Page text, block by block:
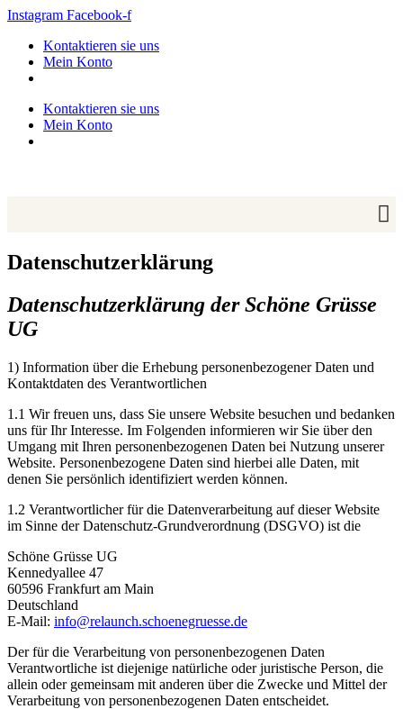
Zum
springen
Instagram Facebook-f
Kontaktieren sie uns
Mein Konto
Kontaktieren sie uns
Mein Konto
Datenschutzerklärung
Datenschutzerklärung der Schöne Grüsse
UG
1) Information über die Erhebung personenbezogener Daten und
Kontaktdaten des Verantwortlichen
1.1 Wir freuen uns, dass Sie unsere Website besuchen und bedanken
uns für Ihr Interesse. Im Folgenden informieren wir Sie über den
Umgang mit Ihren personenbezogenen Daten bei Nutzung unserer
Website. Personenbezogene Daten sind hierbei alle Daten, mit
denen Sie persönlich identifiziert werden können.
1.2 Verantwortlicher für die Datenverarbeitung auf dieser Website
im Sinne der Datenschutz-Grundverordnung (DSGVO) ist die
Schöne Grüsse UG
Kennedyallee 47
60596 Frankfurt am Main
Deutschland
E-Mail: info@relaunch.schoenegruesse.de
Der für die Verarbeitung von personenbezogenen Daten
Verantwortliche ist diejenige natürliche oder juristische Person, die
allein oder gemeinsam mit anderen über die Zwecke und Mittel der
Verarbeitung von personenbezogenen Daten entscheidet.